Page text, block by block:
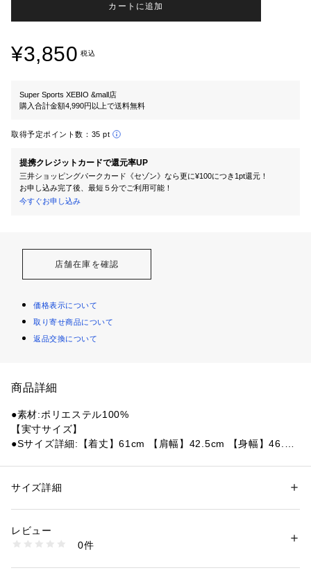
カートに追加
¥3,850 税込
Super Sports XEBIO &mall店
購入合計金額4,990円以上で送料無料
取得予定ポイント数： 35 pt
提携クレジットカードで還元率UP
三井ショッピングパークカード《セゾン》なら更に¥100につき1pt還元！
お申し込み完了後、最短５分でご利用可能！
今すぐお申し込み
店舗在庫を確認
価格表示について
取り寄せ商品について
返品交換について
商品詳細
●素材:ポリエステル100%
【実寸サイズ】
●Sサイズ詳細:【着丈】61cm 【肩幅】42.5cm 【身幅】46.5c
【袖丈】21cm
●LLサイズ詳細:【着丈】70.5cm 【肩幅】49cm 【身幅】54c
m 【袖丈】23cm
性別：レディース
ア
1540000454679
サイズ詳細
レビュー
0件